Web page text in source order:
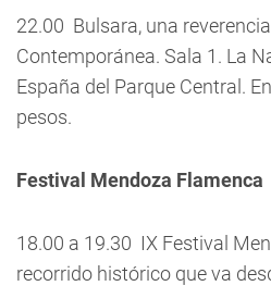
22.00  Bulsara, una
Contemporánea. Sala 1. La
España del Parque Central.
pesos.
Festival Mendoza Flamenca
18.00 a 19.30  IX Festival
recorrido histórico que va